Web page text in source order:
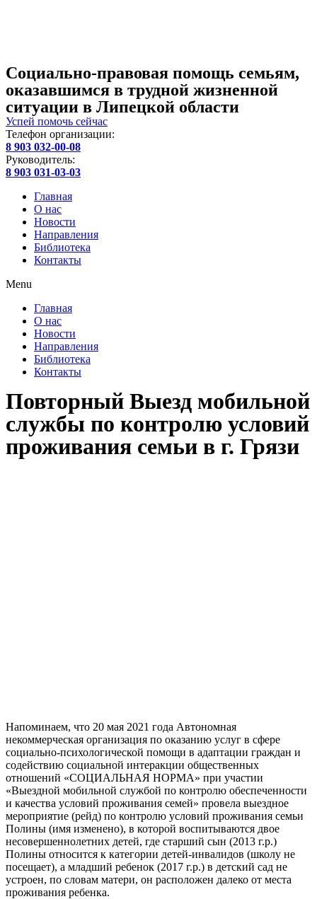
Социально-правовая помощь семьям,
оказавшимся в трудной жизненной
ситуации в Липецкой области
Успей помочь сейчас
Телефон организации:
8 903 032-00-08
Руководитель:
8 903 031-03-03
Главная
О нас
Новости
Направления
Библиотека
Контакты
Menu
Главная
О нас
Новости
Направления
Библиотека
Контакты
Повторный Выезд мобильной
службы по контролю условий
проживания семьи в г. Грязи
Напоминаем, что 20 мая 2021 года Автономная
некоммерческая организация по оказанию услуг в сфере
социально-психологической помощи в адаптации граждан и
содействию социальной интеракции общественных
отношений «СОЦИАЛЬНАЯ НОРМА» при участии
«Выездной мобильной службой по контролю обеспеченности
и качества условий проживания семей» провела выездное
мероприятие (рейд) по контролю условий проживания семьи
Полины (имя изменено), в которой воспитываются двое
несовершеннолетних детей, где старший сын (2013 г.р.)
Полины относится к категории детей-инвалидов (школу не
посещает), а младший ребенок (2017 г.р.) в детский сад не
устроен, по словам матери, он расположен далеко от места
проживания ребенка.